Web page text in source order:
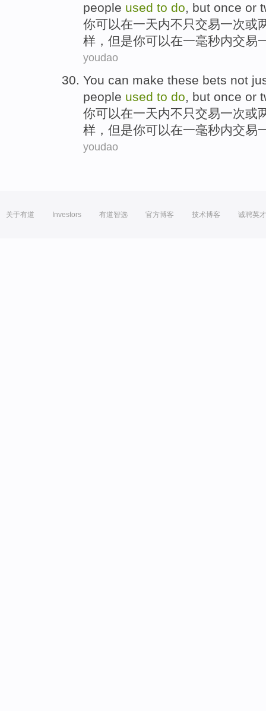
people used to do, but once or
你可以在一天内不只交易一次或
样， 但是你可以在一毫秒内交易
youdao
You can make these bets not
people used to do, but once or
你可以在一天内不只交易一次或
样， 但是你可以在一毫秒内交易
youdao
关于有道 Investors 有道智选 官方博客 技术博客 诚聘英才